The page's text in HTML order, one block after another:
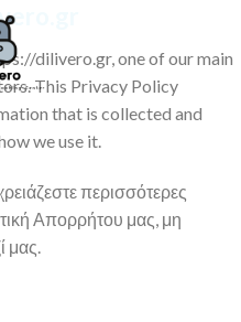
dilivero.gr, one of our main
This Privacy Policy
that is collected and
we use it.
περισσότερες
Απορρήτου μας, μη
μας.